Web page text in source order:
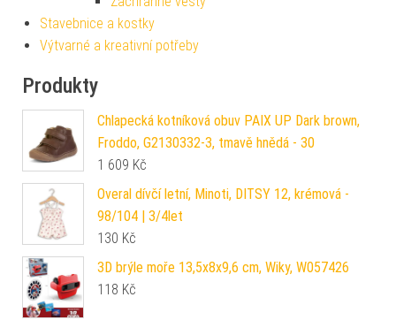
Stavebnice a kostky
Výtvarné a kreativní potřeby
Produkty
Chlapecká kotníková obuv PAIX UP Dark brown,
Froddo, G2130332-3, tmavě hnědá - 30
1 609 Kč
Overal dívčí letní, Minoti, DITSY 12, krémová -
98/104 | 3/4let
130 Kč
3D brýle moře 13,5x8x9,6 cm, Wiky, W057426
118 Kč